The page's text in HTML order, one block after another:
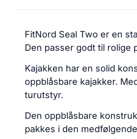
FitNord Seal Two er en
Den passer godt til rolige
Kajakken har en solid
oppblåsbare kajakker.
turutstyr.
Den oppblåsbare
pakkes i den